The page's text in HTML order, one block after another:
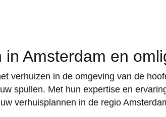
Amsterdam en
verhuizen in de omgeving van de
spullen. Met hun expertise en
verhuisplannen in de regio